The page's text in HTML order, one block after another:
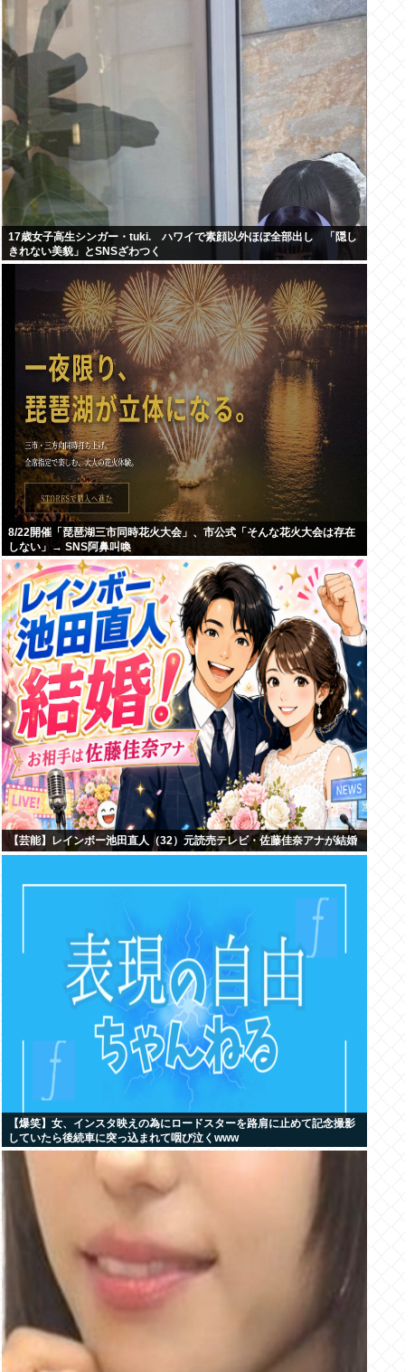
17歳女子高生シンガー・tuki. ハワイで素顔以外ほぼ全部出し 「隠し
きれない美貌」とSNSざわつく
8/22開催「琵琶湖三市同時花火大会」、市公式「そんな花火大会は存在
しない」→ SNS阿鼻叫喚
【芸能】レインボー池田直人（32）元読売テレビ・佐藤佳奈アナが結婚
【爆笑】女、インスタ映えの為にロードスターを路肩に止めて記念撮影
していたら後続車に突っ込まれて咽び泣くwww